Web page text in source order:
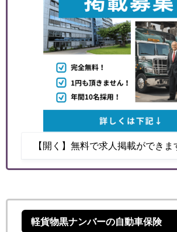
【開く】無料で求人掲載ができま
軽貨物黒ナンバーの自動車保険